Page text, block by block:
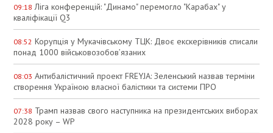
09:18 Ліга конференцій: "Динамо" перемогло "Карабах" у
кваліфікації Q3
08:52 Корупція у Мукачівському ТЦК: Двоє екскерівників списали
понад 1000 військовозобов’язаних
08:03 Антибалістичний проект FREYJA: Зеленський назвав терміни
створення Україною власної балістики та системи ПРО
07:38 Трамп назвав свого наступника на президентських виборах
2028 року – WP